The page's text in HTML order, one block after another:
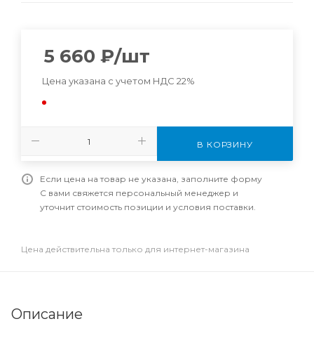
5 660 ₽/шт
Цена указана с учетом НДС 22%
В КОРЗИНУ
Если цена на товар не указана, заполните форму
С вами свяжется персональный менеджер и
уточнит стоимость позиции и условия поставки.
Цена действительна только для интернет-магазина
Описание